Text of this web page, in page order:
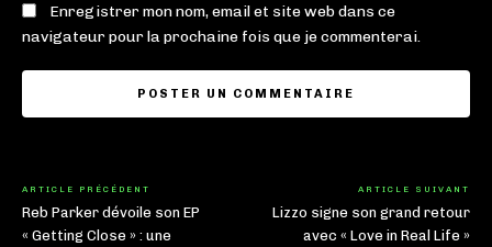
Enregistrer mon nom, email et site web dans ce
navigateur pour la prochaine fois que je commenterai.
ARTICLE PRÉCÉDENT
Reb Parker dévoile son EP
« Getting Close » : une
ARTICLE SUIVANT
Lizzo signe son grand retour
avec « Love in Real Life »